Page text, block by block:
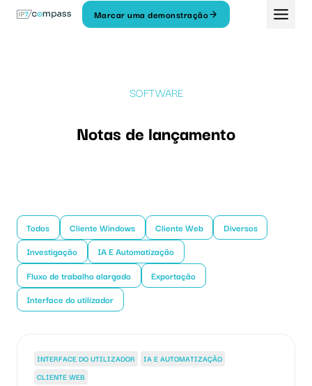
Saltar
para
Marcar uma demonstração
SOFTWARE
Notas de lançamento
Todos Cliente Windows Cliente Web
Diversos
Investigação
IA E Automatização
Fluxo de trabalho alargado
Exportação
Interface do utilizador
INTERFACE DO UTILIZADOR
IA E AUTOMATIZAÇÃO
CLIENTE WEB